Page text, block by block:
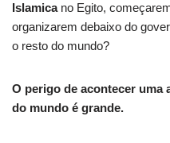
Islamicano Egito,
organizarem debaixo do
o resto do mundo?
O perigo de acontecer uma
do mundo é grande.